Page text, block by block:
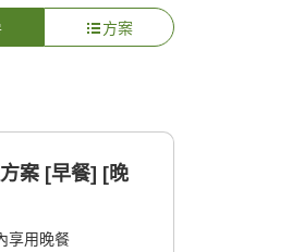
方案
案 [早餐] [晚
享用晚餐